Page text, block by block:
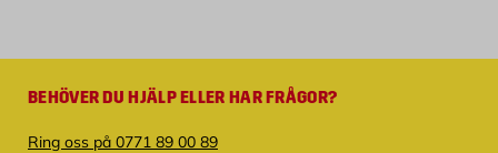
BEHÖVER DU HJÄLP ELLER HAR FRÅGOR?
Ring oss på 0771 89 00 89